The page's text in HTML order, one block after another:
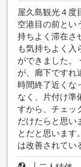
屋久島観光４度
空港目の前とい
持ちよく滞在さ
も気持ちよく入
ができました。
が、廊下ですれ
時間終了近くな
なく、片付け準
すから、チェッ
だけたらと思い
とだと思います
は改善されてい